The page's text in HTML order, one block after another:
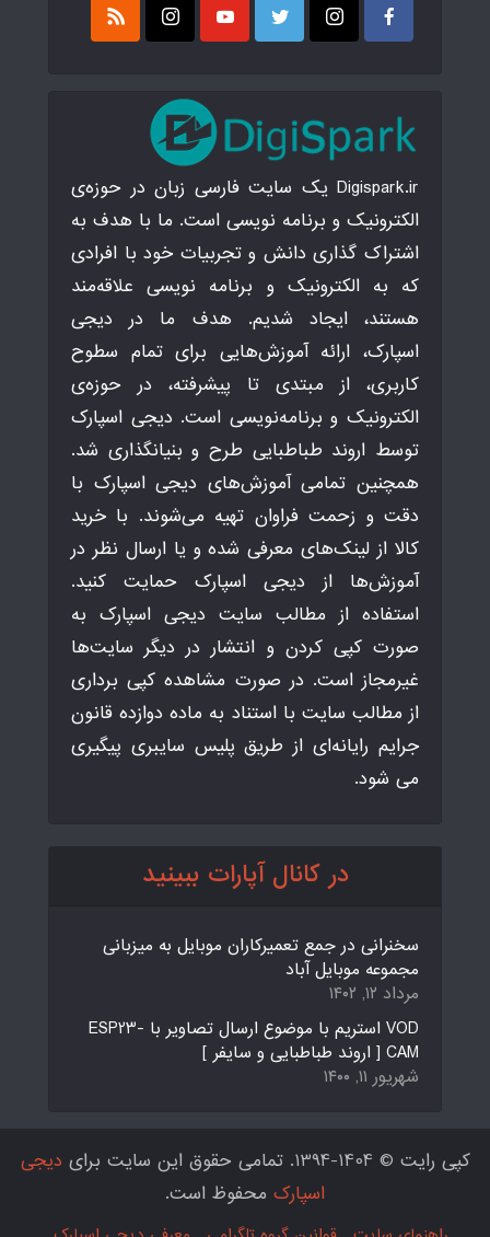
Digispark.ir یک سایت فارسی زبان در حوزه‌ی
الکترونیک و برنامه نویسی است. ما با هدف به
اشتراک گذاری دانش و تجربیات خود با افرادی
که به الکترونیک و برنامه نویسی علاقه‌مند
هستند، ایجاد شدیم. هدف ما در دیجی
اسپارک، ارائه آموزش‌هایی برای تمام سطوح
کاربری، از مبتدی تا پیشرفته، در حوزه‌ی
الکترونیک و برنامه‌نویسی است. دیجی اسپارک
توسط اروند طباطبایی طرح و بنیانگذاری شد.
همچنین تمامی آموزش‌های دیجی اسپارک با
دقت و زحمت فراوان تهیه می‌شوند. با خرید
کالا از لینک‌های معرفی شده و یا ارسال نظر در
آموزش‌ها از دیجی اسپارک حمایت کنید.
استفاده از مطالب سایت دیجی اسپارک به
صورت کپی کردن و انتشار در دیگر سایت‌ها
غیرمجاز است. در صورت مشاهده کپی برداری
از مطالب سایت با استناد به ماده دوازده قانون
جرایم رایانه‌ای از طریق پلیس سایبری پیگیری
می شود.
در کانال آپارات ببینید
سخنرانی در جمع تعمیرکاران موبایل به میزبانی
مجموعه موبایل آباد
مرداد ۱۲, ۱۴۰۲
VOD استریم با موضوع ارسال تصاویر با ESP23-
CAM [ اروند طباطبایی و سایفر ]
شهریور ۱۱, ۱۴۰۰
کپی رایت © 1404-1394. تمامی حقوق این سایت برای
دیجی
اسپارک محفوظ است.